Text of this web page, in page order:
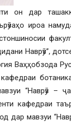
он дар
ироа
Наврӯз”,
Ваҳҳобзода
“Наврӯз –
кафедраи
дар мавзуи